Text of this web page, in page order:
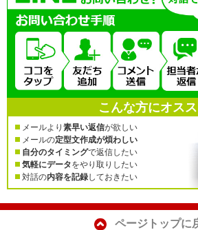
こんな方にオス
メールより 素早い返信が欲しい
メールの定型文作成が煩わしい
自分のタイミングで返信したい
気軽にデータをやり取りしたい
対話の内容を記録しておきたい
ページトップに